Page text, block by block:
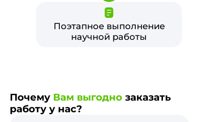
Поэтапное выполнение
научной работы
Почему Вам выгодно заказать
работу у нас?